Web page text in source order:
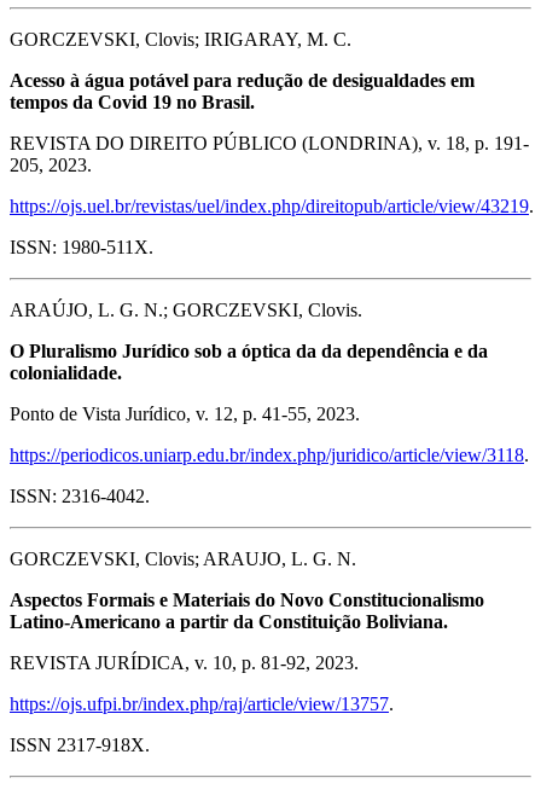
GORCZEVSKI, Clovis; IRIGARAY, M. C.
Acesso à água potável para redução de desigualdades em
tempos da Covid 19 no Brasil.
REVISTA DO DIREITO PÚBLICO (LONDRINA), v. 18, p. 191-
205, 2023.
https://ojs.uel.br/revistas/uel/index.php/direitopub/article/view/43219.
ISSN: 1980-511X.
ARAÚJO, L. G. N.; GORCZEVSKI, Clovis.
O Pluralismo Jurídico sob a óptica da da dependência e da
colonialidade.
Ponto de Vista Jurídico, v. 12, p. 41-55, 2023.
https://periodicos.uniarp.edu.br/index.php/juridico/article/view/3118.
ISSN: 2316-4042.
GORCZEVSKI, Clovis; ARAUJO, L. G. N.
Aspectos Formais e Materiais do Novo Constitucionalismo
Latino-Americano a partir da Constituição Boliviana.
REVISTA JURÍDICA, v. 10, p. 81-92, 2023.
https://ojs.ufpi.br/index.php/raj/article/view/13757.
ISSN 2317-918X.